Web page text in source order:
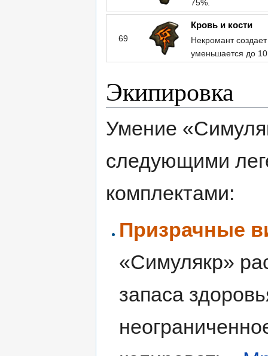
75%.
69
Кровь и кости
Некромант
уменьшается до 10
Экипировка
Умение
следующими
комплектами:
Призрачные
«Симулякр»
запаса